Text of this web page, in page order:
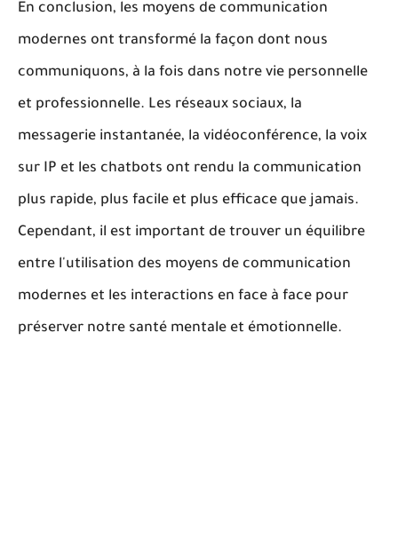
En conclusion, les moyens de communication
modernes ont transformé la façon dont nous
communiquons, à la fois dans notre vie personnelle
et professionnelle. Les réseaux sociaux, la
messagerie instantanée, la vidéoconférence, la voix
sur IP et les chatbots ont rendu la communication
plus rapide, plus facile et plus efficace que jamais.
Cependant, il est important de trouver un équilibre
entre l'utilisation des moyens de communication
modernes et les interactions en face à face pour
préserver notre santé mentale et émotionnelle.